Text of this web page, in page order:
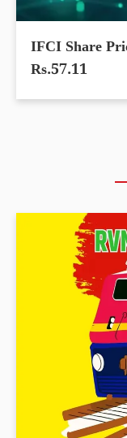
IFCI Share
Rs.57.11